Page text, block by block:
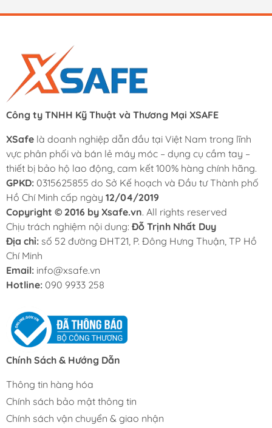
Công ty TNHH Kỹ Thuật và Thương Mại XSAFE
XSafe là doanh nghiệp dẫn đầu tại Việt Nam trong lĩnh
vực phân phối và bán lẻ máy móc – dụng cụ cầm tay –
thiết bị bảo hộ lao động, cam kết 100% hàng chính hãng.
GPKD: 0315625855 do Sở Kế hoạch và Đầu tư Thành phố
Hồ Chí Minh cấp ngày 12/04/2019
Copyright © 2016 by Xsafe.vn. All rights reserved
Chịu trách nghiệm nội dung: Đỗ Trịnh Nhất Duy
Địa chỉ: số 52 đường ĐHT21, P. Đông Hưng Thuận, TP Hồ
Chí Minh
Email: info@xsafe.vn
Hotline: 090 9933 258
Chính Sách & Hướng Dẫn
Thông tin hàng hóa
Chính sách bảo mật thông tin
Chính sách vận chuyển & giao nhận